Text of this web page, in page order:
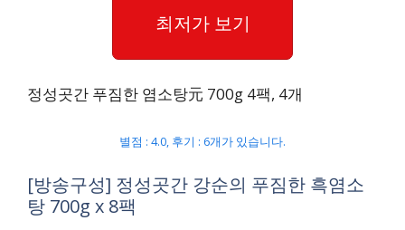
최저가 보기
정성곳간 푸짐한 염소탕元 700g 4팩, 4개
별점 : 4.0, 후기 : 6개가 있습니다.
[방송구성] 정성곳간 강순의 푸짐한 흑염소
탕 700g x 8팩